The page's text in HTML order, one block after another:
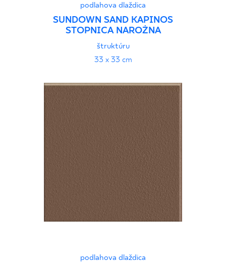
podlahova dlaždica
SUNDOWN SAND KAPINOS
STOPNICA NAROŻNA
štruktúru
33 x 33 cm
podlahova dlaždica